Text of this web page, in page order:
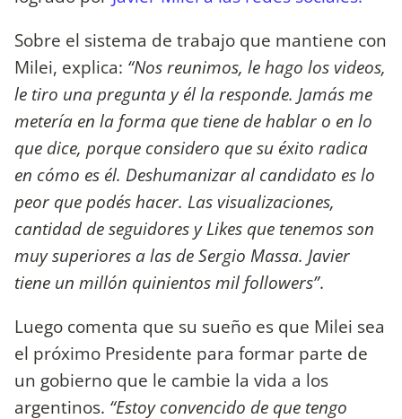
Sobre el sistema de trabajo que mantiene con
Milei, explica: “Nos reunimos, le hago los videos,
le tiro una pregunta y él la responde. Jamás me
metería en la forma que tiene de hablar o en lo
que dice, porque considero que su éxito radica
en cómo es él. Deshumanizar al candidato es lo
peor que podés hacer. Las visualizaciones,
cantidad de seguidores y Likes que tenemos son
muy superiores a las de Sergio Massa. Javier
tiene un millón quinientos mil followers”.
Luego comenta que su sueño es que Milei sea
el próximo Presidente para formar parte de
un gobierno que le cambie la vida a los
argentinos. “Estoy convencido de que tengo